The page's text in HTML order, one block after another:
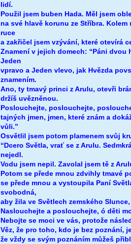
lidí.
Použil jsem buben Hada. Měl jsem
na své hlavě korunu ze Stříbra.
ruce
a zakřičel jsem vzývání, které otevírá
Znamení v jejich domech: “Páni
Jeden
vpravo a Jeden vlevo, jak Hvězda
znamením.
Ano, ty tmavý princi z Arulu, otevři
držíš uvězněnou.
Poslouchejte, poslouchejte,
tajných jmen, jmen, které znám a
vůli.”
Osvětlil jsem potom plamenem svůj
“Dcero Světla, vrať se z Arulu.
nejedl.
Vodu jsem nepil. Zavolal jsem tě z
Potom se přede mnou zdvihly tmavé
se přede mnou a vystoupila Paní
svobodná,
aby žila ve Světlech zemského
Naslouchejte a poslouchejte, ó děti
Nebojte se moci ve vás, protože
Věz, že pro toho, kdo je bez poznání,
že vždy se svým poznáním můžeš